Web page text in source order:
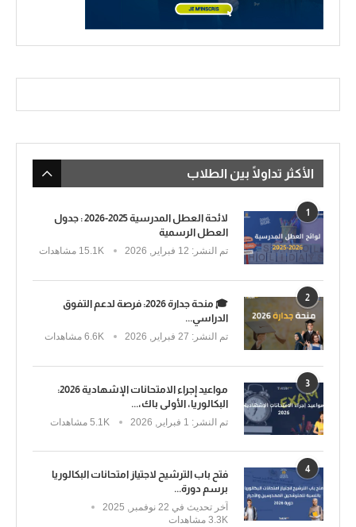
الأكثر تداولًا بين الطلاب
1
لائحة العطل المدرسية 2025-2026 : جدول
العطل الرسمية
تم النشر: 15.1K مشاهدات
2
🎓 منحة جدارة 2026: فرصة لدعم التفوق
الدراسي...
تم النشر: 6.6K مشاهدات
3
مواعيد إجراء الامتحانات الإشهادية 2026:
البكالوريا، الأولى باك،...
تم النشر: 5.1K مشاهدات
4
فتح باب الترشيح لاجتياز امتحانات البكالوريا
برسم دورة...
آخر تحديث في
3.3K مشاهدات